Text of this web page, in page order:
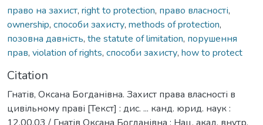
право на захист, right to protection, право власності,
ownership, способи захисту, methods of protection,
позовна давність, the statute of limitation, порушення
прав, violation of rights, способи захисту, how to protect
Citation
Гнатів, Оксана Богданівна. Захист права власності в
цивільному праві [Текст] : дис. ... канд. юрид. наук :